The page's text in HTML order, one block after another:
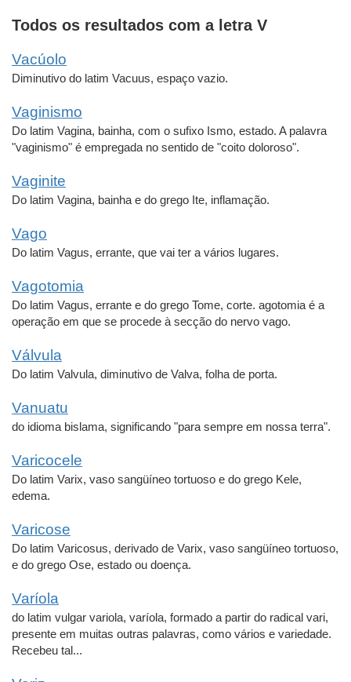
Todos os resultados com a letra V
Vacúolo
Diminutivo do latim Vacuus, espaço vazio.
Vaginismo
Do latim Vagina, bainha, com o sufixo Ismo, estado. A palavra
"vaginismo" é empregada no sentido de "coito doloroso".
Vaginite
Do latim Vagina, bainha e do grego Ite, inflamação.
Vago
Do latim Vagus, errante, que vai ter a vários lugares.
Vagotomia
Do latim Vagus, errante e do grego Tome, corte. agotomia é a
operação em que se procede à secção do nervo vago.
Válvula
Do latim Valvula, diminutivo de Valva, folha de porta.
Vanuatu
do idioma bislama, significando "para sempre em nossa terra".
Varicocele
Do latim Varix, vaso sangüíneo tortuoso e do grego Kele,
edema.
Varicose
Do latim Varicosus, derivado de Varix, vaso sangüíneo tortuoso,
e do grego Ose, estado ou doença.
Varíola
do latim vulgar variola, varíola, formado a partir do radical vari,
presente em muitas outras palavras, como vários e variedade.
Recebeu tal...